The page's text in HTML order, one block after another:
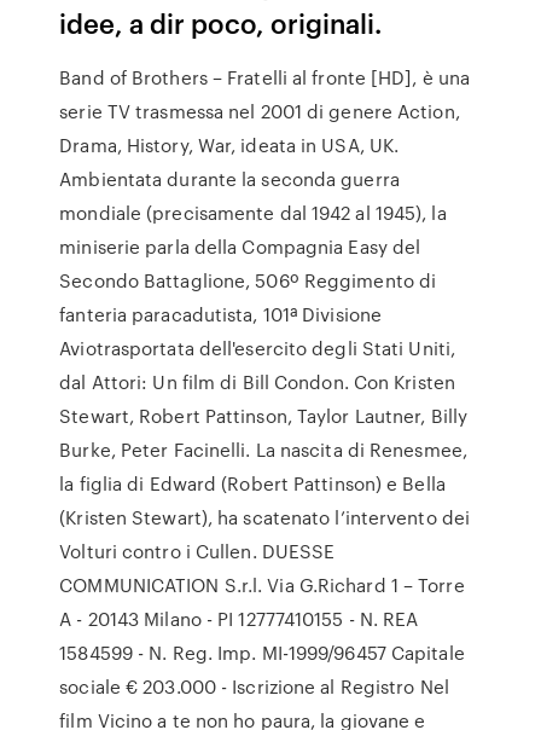
idee, a dir poco, originali.
Band of Brothers – Fratelli al fronte [HD], è una
serie TV trasmessa nel 2001 di genere Action,
Drama, History, War, ideata in USA, UK.
Ambientata durante la seconda guerra
mondiale (precisamente dal 1942 al 1945), la
miniserie parla della Compagnia Easy del
Secondo Battaglione, 506º Reggimento di
fanteria paracadutista, 101ª Divisione
Aviotrasportata dell'esercito degli Stati Uniti,
dal Attori: Un film di Bill Condon. Con Kristen
Stewart, Robert Pattinson, Taylor Lautner, Billy
Burke, Peter Facinelli. La nascita di Renesmee,
la figlia di Edward (Robert Pattinson) e Bella
(Kristen Stewart), ha scatenato l’intervento dei
Volturi contro i Cullen. DUESSE
COMMUNICATION S.r.l. Via G.Richard 1 – Torre
A - 20143 Milano - PI 12777410155 - N. REA
1584599 - N. Reg. Imp. MI-1999/96457 Capitale
sociale € 203.000 - Iscrizione al Registro Nel
film Vicino a te non ho paura, la giovane e